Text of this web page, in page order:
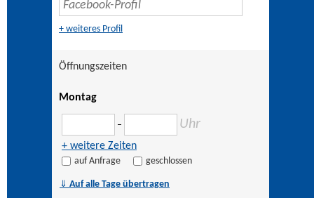
+ weiteres Profil
Öffnungszeiten
Montag
– Uhr
+ weitere Zeiten
auf Anfrage geschlossen
⇓ Auf alle Tage übertragen